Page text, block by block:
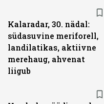
Kalaradar, 30. nädal:
südasuvine meriforell,
landilatikas, aktiivne
merehaug, ahvenat
liigub